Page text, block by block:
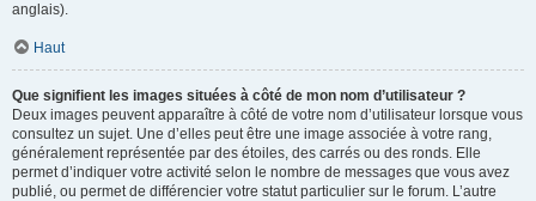
anglais).
Haut
Que signifient les images situées à côté de mon nom d’utilisateur ?
Deux images peuvent apparaître à côté de votre nom d’utilisateur lorsque vous
consultez un sujet. Une d’elles peut être une image associée à votre rang,
généralement représentée par des étoiles, des carrés ou des ronds. Elle
permet d’indiquer votre activité selon le nombre de messages que vous avez
publié, ou permet de différencier votre statut particulier sur le forum. L’autre